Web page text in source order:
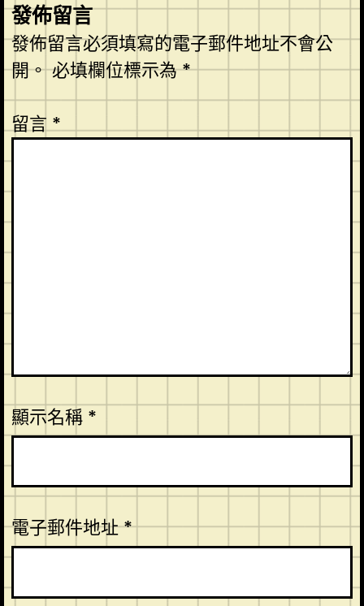
發佈留言
發佈留言必須填寫的電子郵件地址不會公
開。必填欄位標示為*
留言*
顯示名稱 *
電子郵件地址*